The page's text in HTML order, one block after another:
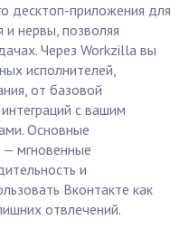
десктоп-приложения для
нервы, позволяя
Через Workzilla вы
исполнителей,
от базовой
с вашим
Основные
— мгновенные
и
Вконтакте как
отвлечений.